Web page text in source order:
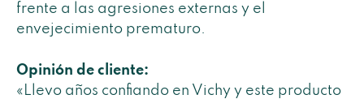
frente a las agresiones externas y el
envejecimiento prematuro.
Opinión de cliente:
«Llevo años confiando en Vichy y este producto